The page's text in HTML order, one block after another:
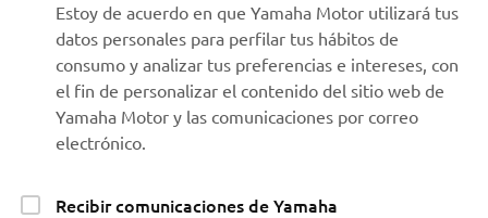
Estoy de acuerdo en que Yamaha Motor utilizará tus
datos personales para perfilar tus hábitos de
consumo y analizar tus preferencias e intereses, con
el fin de personalizar el contenido del sitio web de
Yamaha Motor y las comunicaciones por correo
electrónico.
Recibir comunicaciones de Yamaha